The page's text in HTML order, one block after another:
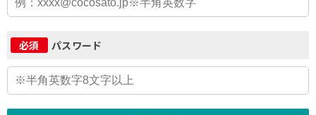
必須 パスワード